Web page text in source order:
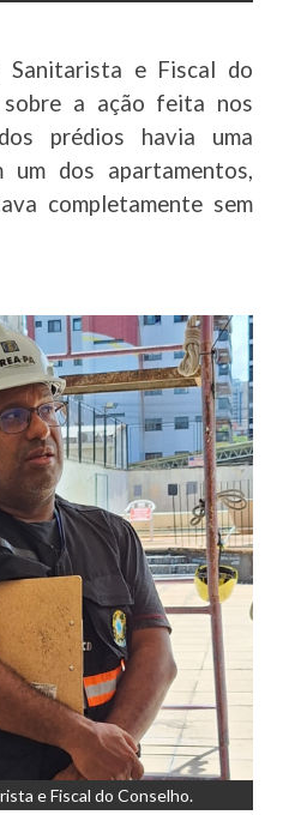
Sanitarista e Fiscal do
sobre a ação feita nos
prédios havia uma
dos apartamentos,
completamente sem
e Fiscal do Conselho.